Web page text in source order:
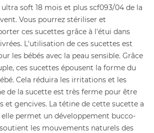
soft 18 mois et plus scf093/04 de la
Vous pourrez stériliser et
ces sucettes grâce à l'étui dans
L'utilisation de ces sucettes est
les bébés avec la peau sensible. Grâce
ces sucettes épousent la forme du
Cela réduira les irritations et les
de la sucette est très ferme pour être
et gencives. La tétine de cette sucette a
permet un développement bucco-
les mouvements naturels des